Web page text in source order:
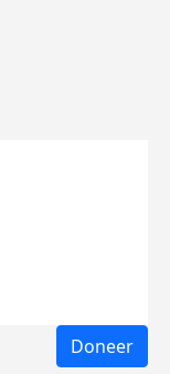
Doneer